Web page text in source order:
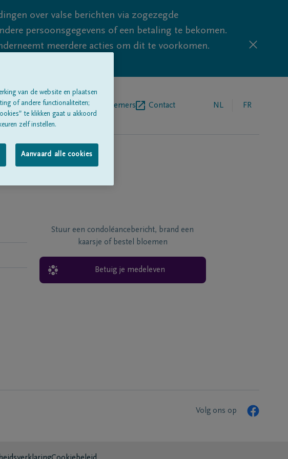
over valse berichten via zogezegde
persoonsgegevens of een betaling te bekomen.
meerdere acties om dit te voorkomen.
Over onsBegrafenisondernemers Contact NL FR
Stuur een condoléancebericht, brand een
kaarsje of bestel bloemen
Betuig je medeleven
Volg ons op
van de website en plaatsen
of andere functionaliteiten;
te klikken gaat u akkoord
zelf instellen.
Aanvaard alle cookies